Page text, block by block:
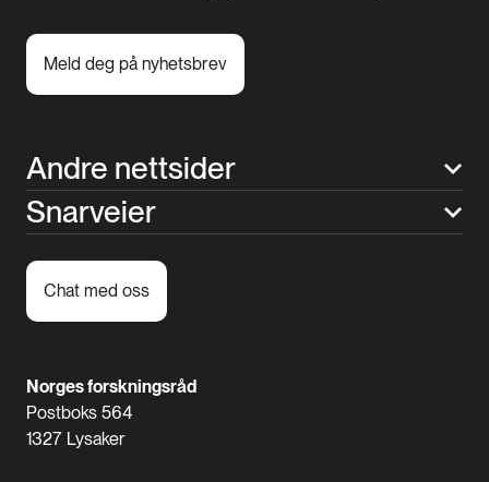
Meld deg på nyhetsbrev
Andre nettsider
Snarveier
Chat med oss
Norges forskningsråd
Postboks 564
1327 Lysaker